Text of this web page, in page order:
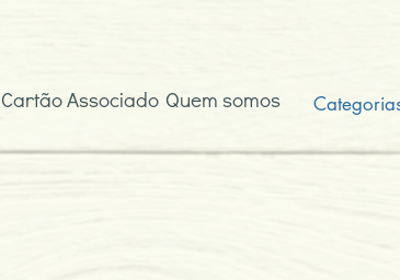
Cartão Associado Quem somos